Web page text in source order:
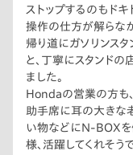
ストップするのもドキ
操作の仕方が解らな
帰り道にガソリンスタ
と、丁寧にスタンド
ました。
Hondaの営業の方も、
助手席に耳の大きな
い物などにN-BOXを
様、活躍してくれそう